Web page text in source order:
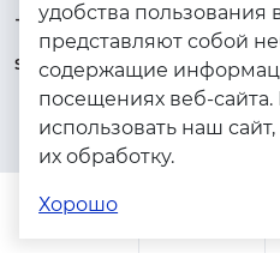
+7 (925) 144-64-73
Помощь
удобства пользования
представляют собой
содержащие
посещениях веб-
использовать наш
их обработку.
Хорошо